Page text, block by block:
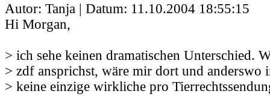
Autor: Tanja | Datum: 11.10.2004 18:55:15
Hi Morgan,
> ich sehe keinen dramatischen Unterschied.
> zdf ansprichst, wäre mir dort und anderswo
> keine einzige wirkliche pro